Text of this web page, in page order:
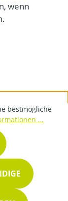
wenn
bestmögliche
...